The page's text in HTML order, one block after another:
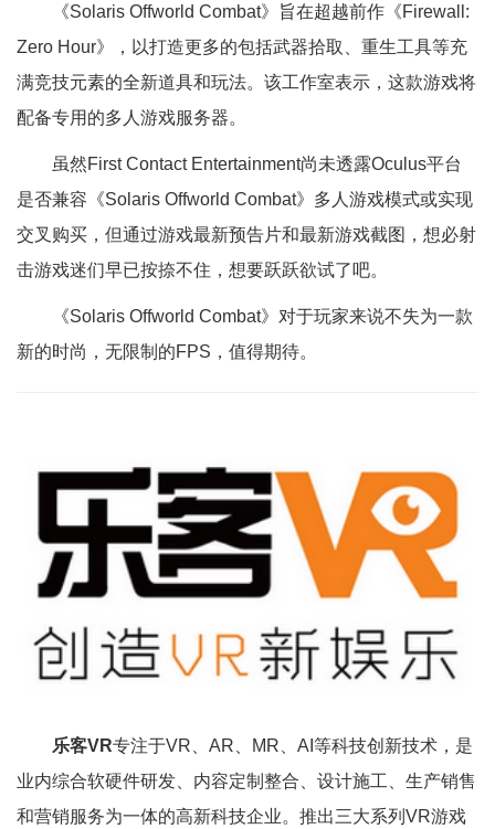
《Solaris Offworld Combat》旨在超越前作《Firewall:
Zero Hour》，以打造更多的包括武器拾取、重生工具等充
满竞技元素的全新道具和玩法。该工作室表示，这款游戏将
配备专用的多人游戏服务器。
虽然First Contact Entertainment尚未透露Oculus平台
是否兼容《Solaris Offworld Combat》多人游戏模式或实现
交叉购买，但通过游戏最新预告片和最新游戏截图，想必射
击游戏迷们早已按捺不住，想要跃跃欲试了吧。
《Solaris Offworld Combat》对于玩家来说不失为一款
新的时尚，无限制的FPS，值得期待。
乐客VR专注于VR、AR、MR、AI等科技创新技术，是
业内综合软硬件研发、内容定制整合、设计施工、生产销售
和营销服务为一体的高新科技企业。推出三大系列VR游戏